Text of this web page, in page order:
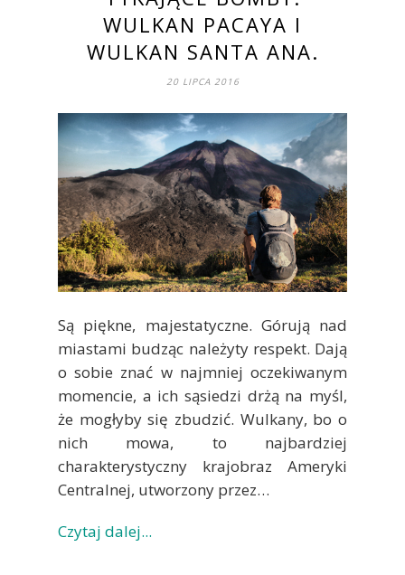
WULKAN PACAYA I
WULKAN SANTA ANA.
20 LIPCA 2016
Są piękne, majestatyczne. Górują nad
miastami budząc należyty respekt. Dają
o sobie znać w najmniej oczekiwanym
momencie, a ich sąsiedzi drżą na myśl,
że mogłyby się zbudzić. Wulkany, bo o
nich mowa, to najbardziej
charakterystyczny krajobraz Ameryki
Centralnej, utworzony przez…
Czytaj dalej...